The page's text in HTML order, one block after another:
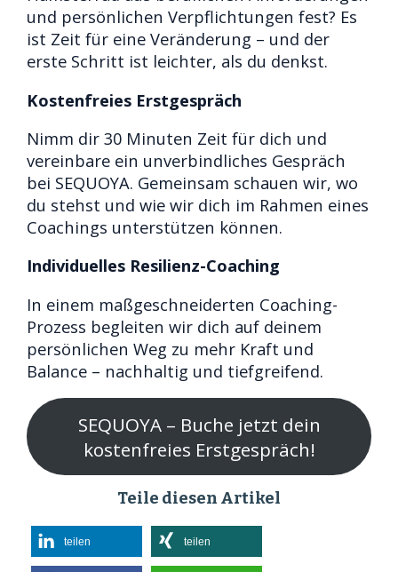
und persönlichen Verpflichtungen fest? Es
ist Zeit für eine Veränderung – und der
erste Schritt ist leichter, als du denkst.
Kostenfreies Erstgespräch
Nimm dir 30 Minuten Zeit für dich und
vereinbare ein unverbindliches Gespräch
bei SEQUOYA. Gemeinsam schauen wir, wo
du stehst und wie wir dich im Rahmen eines
Coachings unterstützen können.
Individuelles Resilienz-Coaching
In einem maßgeschneiderten Coaching-
Prozess begleiten wir dich auf deinem
persönlichen Weg zu mehr Kraft und
Balance – nachhaltig und tiefgreifend.
SEQUOYA – Buche jetzt dein
kostenfreies Erstgespräch!
Teile diesen Artikel
teilen teilen